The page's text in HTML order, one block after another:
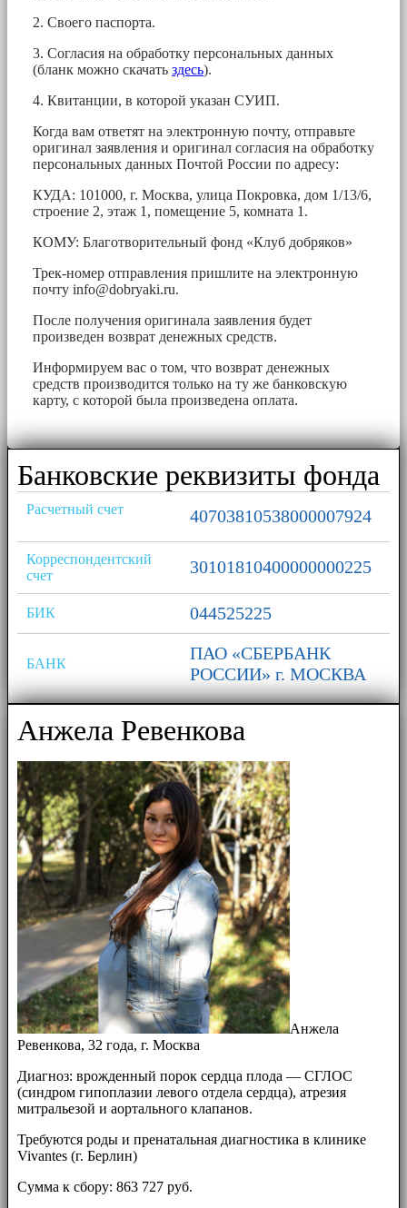
2. Своего паспорта.
3. Согласия на обработку персональных данных
(бланк можно скачать здесь).
4. Квитанции, в которой указан СУИП.
Когда вам ответят на электронную почту, отправьте
оригинал заявления и оригинал согласия на обработку
персональных данных Почтой России по адресу:
КУДА: 101000, г. Москва, улица Покровка, дом 1/13/6,
строение 2, этаж 1, помещение 5, комната 1.
КОМУ: Благотворительный фонд «Клуб добряков»
Трек-номер отправления пришлите на электронную
почту info@dobryaki.ru.
После получения оригинала заявления будет
произведен возврат денежных средств.
Информируем вас о том, что возврат денежных
средств производится только на ту же банковскую
карту, с которой была произведена оплата.
Банковские реквизиты фонда
Расчетный счет 40703810538000007924
Корреспондентский
счет
30101810400000000225
БИК 044525225
БАНК
ПАО «СБЕРБАНК
РОССИИ» г. МОСКВА
Анжела Ревенкова
Анжела
Ревенкова, 32 года, г. Москва
Диагноз: врожденный порок сердца плода — СГЛОС
(синдром гипоплазии левого отдела сердца), атрезия
митральезой и аортального клапанов.
Требуются роды и пренатальная диагностика в клинике
Vivantes (г. Берлин)
Сумма к сбору: 863 727 руб.